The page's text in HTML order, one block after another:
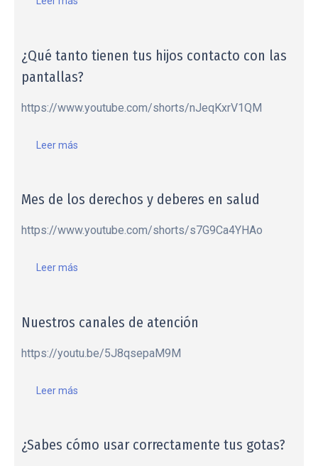
¿Qué tanto tienen tus hijos contacto con las
pantallas?
https://www.youtube.com/shorts/nJeqKxrV1QM
Leer más
Mes de los derechos y deberes en salud
https://www.youtube.com/shorts/s7G9Ca4YHAo
Leer más
Nuestros canales de atención
https://youtu.be/5J8qsepaM9M
Leer más
¿Sabes cómo usar correctamente tus gotas?